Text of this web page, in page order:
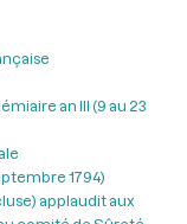
an III (9 au 23
1794)
applaudit aux